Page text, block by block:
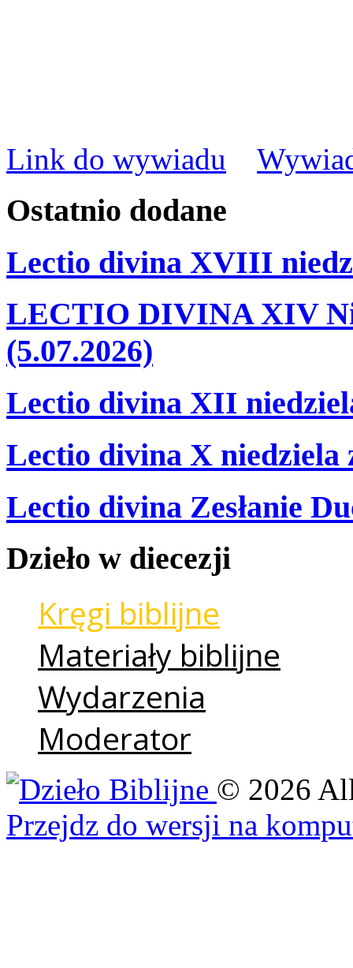
Link do wywiadu
Ostatnio dodane
Lectio divina XVIII
LECTIO DIVINA XIV
(5.07.2026)
Lectio divina XII
Lectio divina X niedziela
Lectio divina Zesłanie
Dzieło w diecezji
Kręgi biblijne
Materiały biblijne
Wydarzenia
Moderator
© 2026
Przejdz do wersji na